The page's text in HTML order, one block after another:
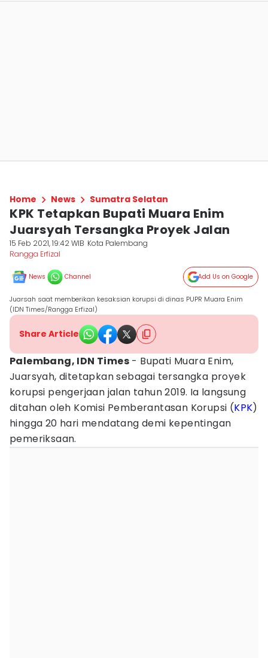
Home News Sumatra Selatan
KPK Tetapkan Bupati Muara Enim
Juarsyah Tersangka Proyek Jalan
15 Feb 2021, 19:42 WIB Kota Palembang
Rangga Erfizal
News Channel Add Us on Google
Juarsah saat memberikan kesaksian korupsi di dinas PUPR Muara Enim
(IDN Times/Rangga Erfizal)
Share Article
Palembang, IDN Times - Bupati Muara Enim,
Juarsyah, ditetapkan sebagai tersangka proyek
korupsi pengerjaan jalan tahun 2019. Ia langsung
ditahan oleh Komisi Pemberantasan Korupsi (KPK)
hingga 20 hari mendatang demi kepentingan
pemeriksaan.